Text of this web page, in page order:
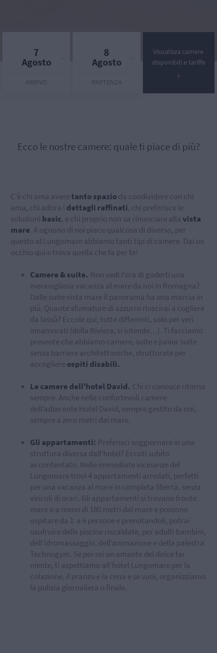
7
Agosto
ARRIVO
8
Agosto
PARTENZA
Visualizza camere
disponibili e tariffe
Ecco le nostre camere: quale ti piace di più?
C’è chi ama averetanto spazioda condividere con chi
ama, chi adora i dettagli raffinati, chi preferisce le
soluzioni basic, e chi proprio non sa rinunciare allavista
mare. A ognuno di noi piace qualcosa di diverso, per
questo al Lungomare abbiamo tanti tipi di camere. Dai un
occhio qui e trova quella che fa per te!
Camere & suite. Non vedi l’ora di goderti una
meravigliosa vacanza al mare da noi in Romagna?
Dalle suite vista mare il panorama ha una marcia in
più. Quante sfumature di azzurro riuscirai a cogliere
da lassù? Eccole qui, tutte differenti, solo per veri
innamorati (della Riviera, si intende…). Ti facciamo
presente che abbiamo camere, suite e junior suite
senza barriere architettoniche, strutturate per
accogliere ospiti disabili.
Le camere dell'hotel David. Chi ci conosce ritorna
sempre. Anche nelle confortevoli camere
dell’adiacente Hotel David, sempre gestito da noi,
sempre a zero metri dal mare.
Gli appartamenti: Preferisci soggiornare in una
struttura diversa dall’hotel? Eccoti subito
accontentato. Nelle immediate vicinanze del
Lungomare trovi 4 appartamenti arredati, perfetti
per una vacanza al mare in completa libertà, senza
vincoli di orari. Gli appartamenti si trovano fronte
mare o a meno di 180 metri dal mare e possono
ospitare da 1 a 6 persone e prenotandoli, potrai
usufruire delle piscine riscaldate, per adulti bambini,
dell’idromassaggio, dell’animazione e della palestra
Technogym. Se poi sei un amante del dolce far
niente, ti aspettiamo all’hotel Lungomare per la
colazione, il pranzo e la cena e se vuoi, organizziamo
la pulizia giornaliera o finale.